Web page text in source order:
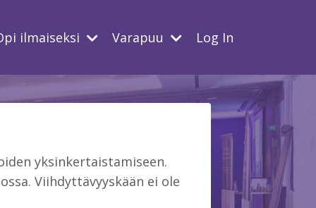
ilmaiseksi Varapuu Log In
yksinkertaistamiseen.
Viihdyttävyyskään ei ole